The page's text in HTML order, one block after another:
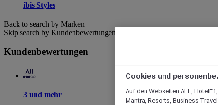
ibis Styles
Back to search by Marken
Skip search by Kundenbewertungen
Kundenbewertungen
3 und mehr
Cookies und
Auf den Webseiten ALL,
Mantra, Resorts, Business